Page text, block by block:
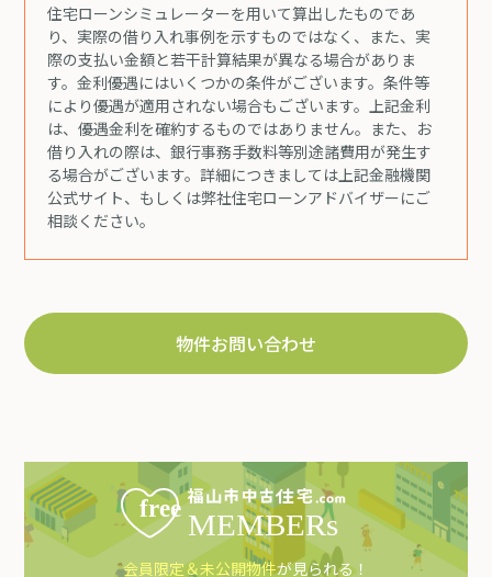
住宅ローンシミュレーターを用いて算出したものであ
り、実際の借り入れ事例を示すものではなく、また、実
際の支払い金額と若干計算結果が異なる場合がありま
す。金利優遇にはいくつかの条件がございます。条件等
により優遇が適用されない場合もございます。上記金利
は、優遇金利を確約するものではありません。また、お
借り入れの際は、銀行事務手数料等別途諸費用が発生す
る場合がございます。詳細につきましては上記金融機関
公式サイト、もしくは弊社住宅ローンアドバイザーにご
相談ください。
物件お問い合わせ
会員限定＆未公開物件が見られる！